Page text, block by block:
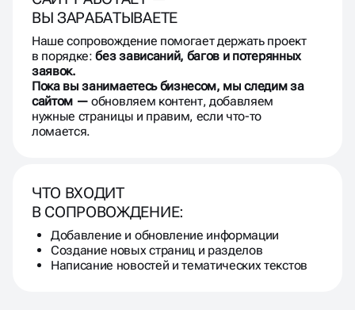
ВЫ ЗАРАБАТЫВАЕТЕ
Наше сопровождение помогает держать проект
в порядке:без зависаний, багов и потерянных
заявок.
Пока вы занимаетесь бизнесом, мы следим за
сайтом — обновляем контент, добавляем
нужные страницы и правим, если что-то
ломается.
ЧТО ВХОДИТ
В СОПРОВОЖДЕНИЕ:
Добавление и обновление информации
Создание новых страниц и разделов
Написание новостей и тематических текстов